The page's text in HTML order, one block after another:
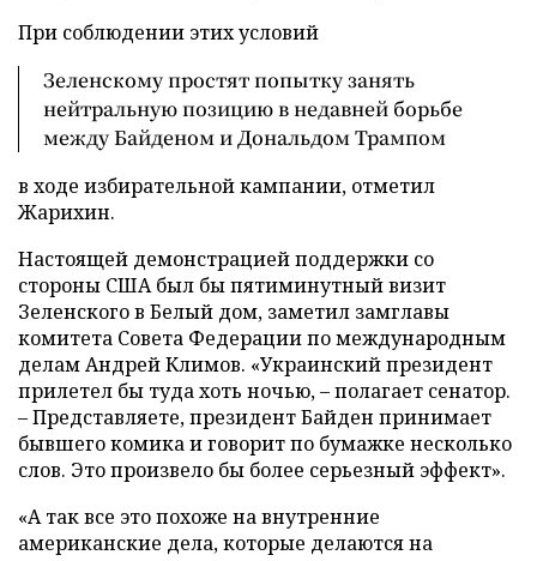
При соблюдении этих условий
Зеленскому простят попытку занять
нейтральную позицию в недавней борьбе
между Байденом и Дональдом Трампом
в ходе избирательной кампании, отметил
Жарихин.
Настоящей демонстрацией поддержки со
стороны США был бы пятиминутный визит
Зеленского в Белый дом, заметил замглавы
комитета Совета Федерации по международным
делам Андрей Климов. «Украинский президент
прилетел бы туда хоть ночью, – полагает сенатор.
– Представляете, президент Байден принимает
бывшего комика и говорит по бумажке несколько
слов. Это произвело бы более серьезный эффект».
«А так все это похоже на внутренние
американские дела, которые делаются на